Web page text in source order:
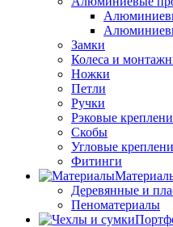
Замки
Колеса и
Ножки
Петли
Ручки
Рэковые
Скобы
Угловые
Фитинги
Деревянные и
Пеноматериалы